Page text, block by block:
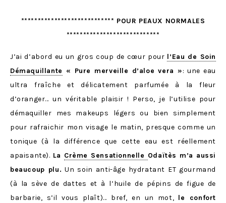
**************************** POUR PEAUX NORMALES
****************************
J’ai d’abord eu un gros coup de cœur pour l’Eau de Soin
Démaquillante « Pure merveille d’aloe vera »: une eau
ultra fraîche et délicatement parfumée à la fleur
d’oranger… un véritable plaisir ! Perso, je l’utilise pour
démaquiller mes makeups légers ou bien simplement
pour rafraichir mon visage le matin, presque comme un
tonique (à la différence que cette eau est réellement
apaisante). La Crème Sensationnelle Odaïtès m’a aussi
beaucoup plu. Un soin anti-âge hydratant ET gourmand
(à la sève de dattes et à l’huile de pépins de figue de
barbarie, s’il vous plaît)… bref, en un mot, le confort